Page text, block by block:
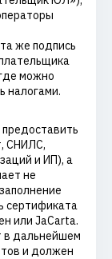
же подпись
можно
налогами.
СНИЛС,
и ИП), а
не
сертификата
или JaCarta.
в дальнейшем
и должен